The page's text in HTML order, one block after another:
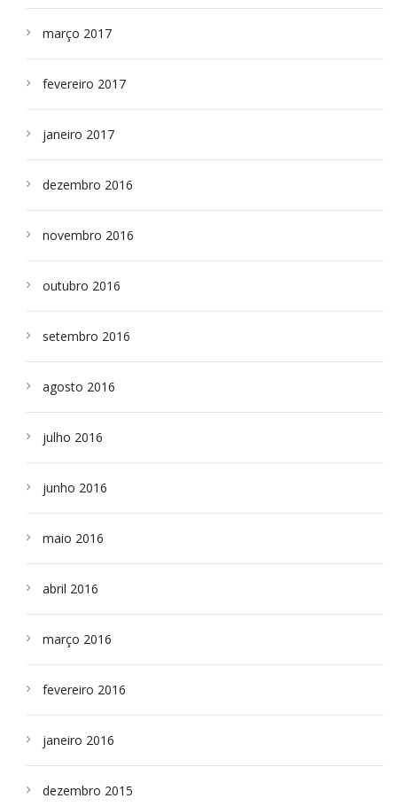
março 2017
fevereiro 2017
janeiro 2017
dezembro 2016
novembro 2016
outubro 2016
setembro 2016
agosto 2016
julho 2016
junho 2016
maio 2016
abril 2016
março 2016
fevereiro 2016
janeiro 2016
dezembro 2015